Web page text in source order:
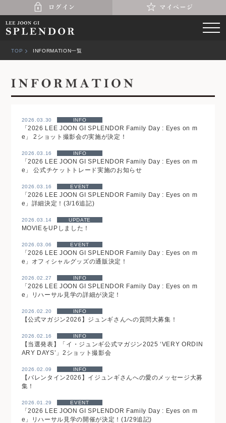
TOP INFORMATION一覧
2026.03.30 INFO
「2026 LEE JOON GI SPLENDOR Family Day : Eyes on m
e」 2ショット撮影会の実施が決定！
2026.03.16 INFO
「2026 LEE JOON GI SPLENDOR Family Day : Eyes on m
e」 公式チケットトレード実施のお知らせ
2026.03.16 EVENT
「2026 LEE JOON GI SPLENDOR Family Day : Eyes on m
e」詳細決定！(3/16追記)
2026.03.14 UPDATE
MOVIEをUPしました！
2026.03.06 EVENT
「2026 LEE JOON GI SPLENDOR Family Day : Eyes on m
e」オフィシャルグッズの通販決定！
2026.02.27 INFO
「2026 LEE JOON GI SPLENDOR Family Day : Eyes on m
e」リハーサル見学の詳細が決定！
2026.02.20 INFO
【公式マガジン2026】ジュンギさんへの質問大募集！
2026.02.16 INFO
【当選発表】「イ・ジュンギ公式マガジン2025 ‘VERY ORDIN
ARY DAYS’」2ショット撮影会
2026.02.09 INFO
【バレンタイン2026】イジュンギさんへの愛のメッセージ大募
集！
2026.01.29 EVENT
「2026 LEE JOON GI SPLENDOR Family Day : Eyes on m
e」リハーサル見学の開催が決定！(1/29追記)